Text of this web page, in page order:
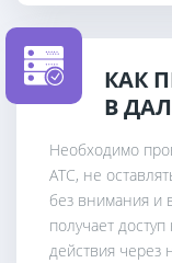
КАК
В
Необходимо
АТС, не
без внимания и
получает
действия через